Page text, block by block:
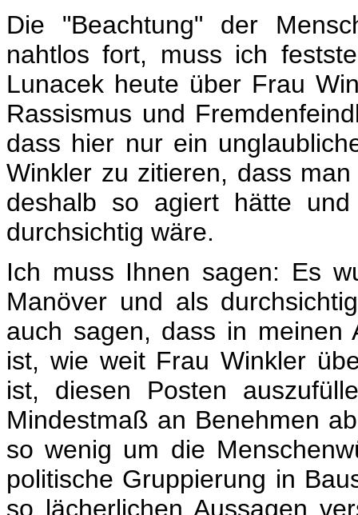
Die "Beachtung" der
nahtlos fort, muss ich
Lunacek heute über Frau
Rassismus und
dass hier nur ein
Winkler zu zitieren, dass
deshalb so agiert hätte
durchsichtig wäre.
Ich muss Ihnen sagen: Es
Manöver und als
auch sagen, dass in meinen
ist, wie weit Frau Winkler
ist, diesen Posten
Mindestmaß an Benehmen
so wenig um die
politische Gruppierung in
so lächerlichen Aussagen